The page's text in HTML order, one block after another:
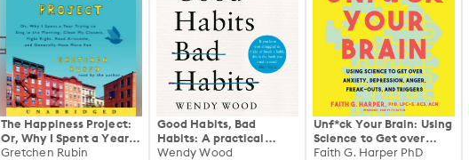
The Happiness Project:
Or, Why I Spent a Year
Trying to Sing in the
Gretchen Rubin
Good Habits, Bad
Habits: A practical
guide to mastering your
Wendy Wood
Unf*ck Your Brain: Using
Science to Get over
Anxiety, Depression,
Faith G. Harper PhD